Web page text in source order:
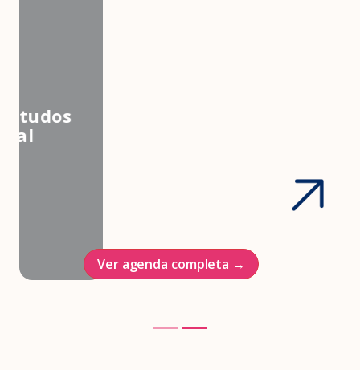
Associação Brasileira de Estudos
Ver agenda completa →